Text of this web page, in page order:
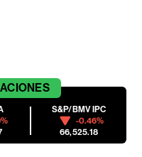
S&P/BMV IPC
-0.46%
66,525.18